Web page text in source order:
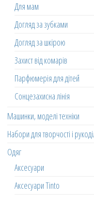
Для мам
Догляд за зубками
Догляд за шкірою
Захист від комарів
Парфюмерія для дітей
Сонцезахисна лінія
Машинки, моделі техніки
Набори для творчості і
Одяг
Аксесуари
Аксесуари Tinto